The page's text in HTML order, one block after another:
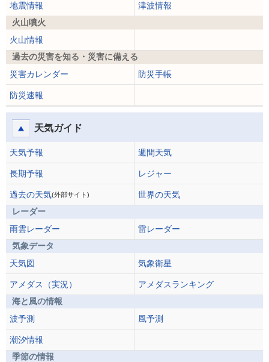
地震情報
津波情報
火山噴火
火山情報
過去の災害を知る・災害に備える
災害カレンダー
防災手帳
防災速報
天気ガイド
天気予報 週間天気
長期予報 レジャー
過去の天気(外部サイト)
世界の天気
レーダー
雨雲レーダー
雷レーダー
気象データ
天気図
気象衛星
アメダス（実況）
アメダスランキング
海と風の情報
波予測
風予測
潮汐情報
季節の情報